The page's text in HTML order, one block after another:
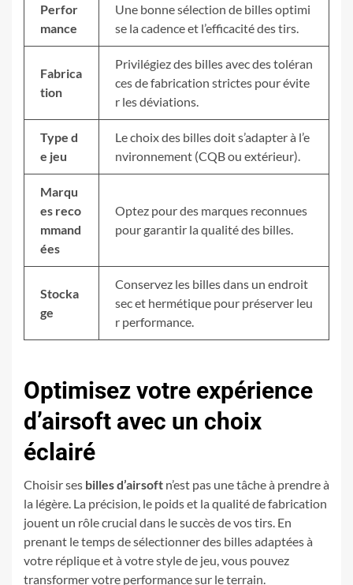
Perfor
mance
Une bonne sélection de billes optimi
se la cadence et l’efficacité des tirs.
Fabrica
tion
Privilégiez des billes avec des toléran
ces de fabrication strictes pour évite
r les déviations.
Type d
e jeu
Le choix des billes doit s’adapter à l’e
nvironnement (CQB ou extérieur).
Marqu
es reco
mmand
ées
Optez pour des marques reconnues
pour garantir la qualité des billes.
Stocka
ge
Conservez les billes dans un endroit
sec et hermétique pour préserver leu
r performance.
Optimisez votre expérience
d’airsoft avec un choix
éclairé
Choisir ses billes d’airsoft n’est pas une tâche à prendre à
la légère. La précision, le poids et la qualité de fabrication
jouent un rôle crucial dans le succès de vos tirs. En
prenant le temps de sélectionner des billes adaptées à
votre réplique et à votre style de jeu, vous pouvez
transformer votre performance sur le terrain.